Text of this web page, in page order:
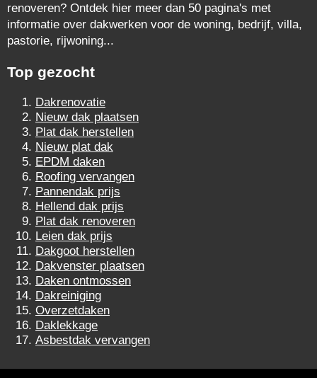
renoveren? Ontdek hier meer dan 50 pagina's met
informatie over dakwerken voor de woning, bedrijf, villa,
pastorie, rijwoning...
Top gezocht
Dakrenovatie
Nieuw dak plaatsen
Plat dak herstellen
Nieuw plat dak
EPDM daken
Roofing vervangen
Pannendak prijs
Hellend dak prijs
Plat dak renoveren
Leien dak prijs
Dakgoot herstellen
Dakvenster plaatsen
Daken ontmossen
Dakreiniging
Overzetdaken
Daklekkage
Asbestdak vervangen